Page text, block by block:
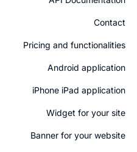
Contact
Pricing and functionalities
Android application
iPhone iPad application
Widget for your site
Banner for your website